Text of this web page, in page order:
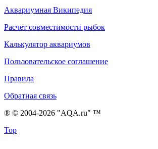
Аквариумная Википедия
Расчет совместимости рыбок
Калькулятор аквариумов
Пользовательское соглашение
Правила
Обратная связь
® © 2004-2026 "AQA.ru" ™
Top